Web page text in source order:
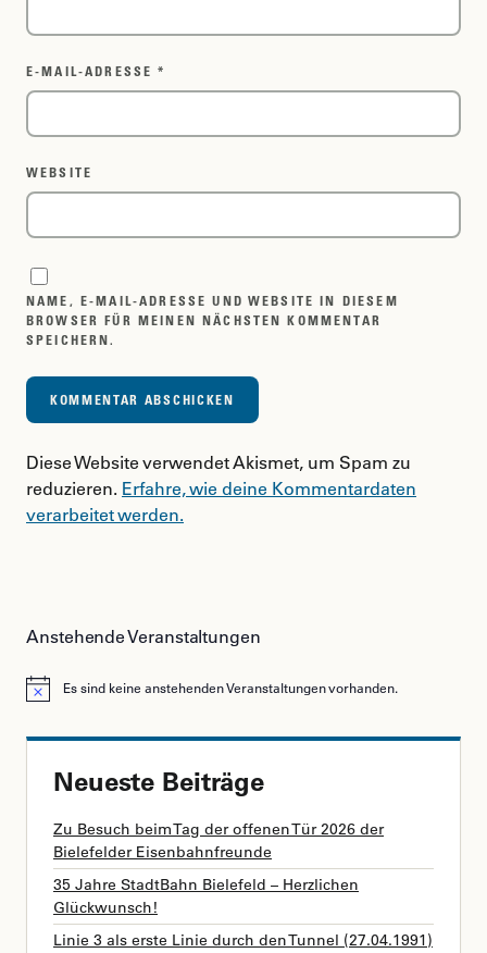
E-MAIL-ADRESSE*
WEBSITE
NAME, E-MAIL-ADRESSE UND WEBSITE IN DIESEM
BROWSER FÜR MEINEN NÄCHSTEN KOMMENTAR
SPEICHERN.
Diese Website verwendet Akismet, um Spam zu
reduzieren. Erfahre, wie deine Kommentardaten
verarbeitet werden.
Anstehende Veranstaltungen
HinweisEs sind keine anstehenden Veranstaltungen vorhanden.
Neueste Beiträge
Zu Besuch beim Tag der offenen Tür 2026 der
Bielefelder Eisenbahnfreunde
35 Jahre StadtBahn Bielefeld – Herzlichen
Glückwunsch!
Linie 3 als erste Linie durch den Tunnel (27.04.1991)